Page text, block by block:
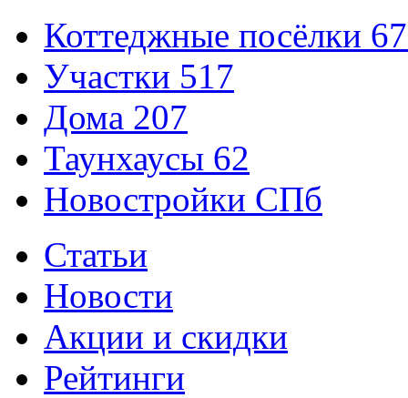
Коттеджные посёлки
Участки 517
Дома 207
Таунхаусы 62
Новостройки СПб
Статьи
Новости
Акции и скидки
Рейтинги